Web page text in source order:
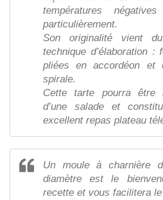
températures
particulièrement.
Son originalité vient
technique d’élaboration :
pliées en accordéon et
spirale.
Cette tarte pourra être
d’une salade et
excellent repas plateau
Un moule à charnière
diamètre est le
recette et vous facilitera